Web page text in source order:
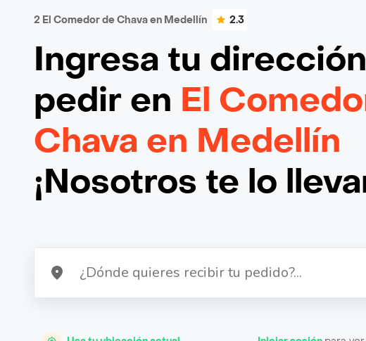
2 El Comedor de Chava en Medellín 2.3
Ingresa tu dirección
pedir en El
Chava en Medellín
¡Nosotros te lo